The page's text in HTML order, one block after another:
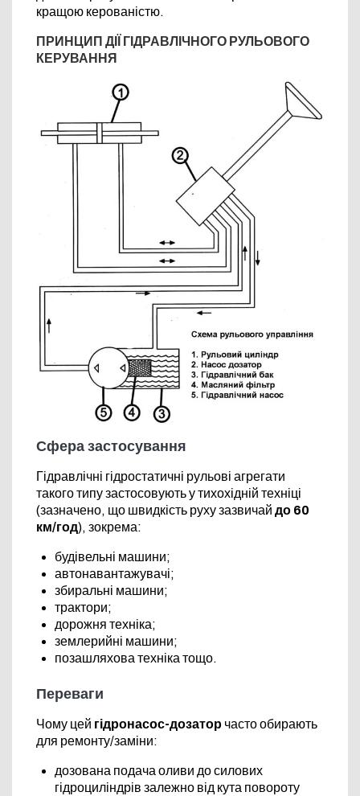
кращою керованістю.
ПРИНЦИП ДІЇ ГІДРАВЛІЧНОГО РУЛЬОВОГО
КЕРУВАННЯ
Сфера застосування
Гідравлічні гідростатичні рульові агрегати
такого типу застосовують у тихохідній техніці
(зазначено, що швидкість руху зазвичай до 60
км/год), зокрема:
будівельні машини;
автонавантажувачі;
збиральні машини;
трактори;
дорожня техніка;
землерийні машини;
позашляхова техніка тощо.
Переваги
Чому цей гідронасос-дозатор часто обирають
для ремонту/заміни:
дозована подача оливи до силових
гідроциліндрів залежно від кута повороту